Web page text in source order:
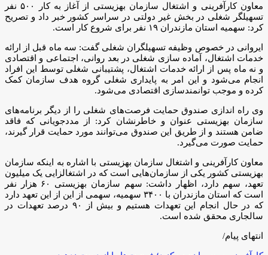
معاون کارآفرینی و اشتغال سازمان بهزیستی از آغاز به کار ۵۰۰ نفر
تسهیلگر شغلی در بخش غیر دولتی در سراسر کشور خبر داد و تصریح
کرد: سهمیه استان مازندران ۱۹ نفر برای شروع کار است.
ایروانی در خصوص وظیفه تسهیلگران شغلی گفت: سه ماه قبل از ارائه
خدمات اشتغال، آماده سازی شغلی در بعد روانی، اجتماعی و اقتصادی
و نه ماه پس از ارائه خدمات اشتغال، پشتیبانی شغلی توسط این افراد
انجام می‌شود و این امر به پایداری شغلی گروه هدف سازمان کمک
کرده و موجب توانمندسازی اقتصادی می‌شود.
وی راه اندازی صندوق حمایت فرصت‌های شغلی را از دیگر برنامه‌های
سازمان بهزیستی عنوان و خاطرنشان کرد: از مددجویانی که فاقد
ضامن هستند و از طریق این صندوق می‌توانند مورد حمایت قرار گیرند،
حمایت صورت می‌گیرد.
معاون کارآفرینی و اشتغال سازمان بهزیستی با اشاره به اینکه سازمان
بهزیستی کشور یکی از سازمان‌هایی است که در اشتغالزایی یک میلیون
تعهد، سهم دارد، اظهار داشت: سهم سازمان بهزیستی ۶۰ هزار نفر
است که استان مازندران با ۳۴۰۰ سهمیه، سهمی از این از این تعهد دارد
که در حال انجام این تعهدات هستیم و بیش از ۹۰ درصد تعهدات در
سالجاری محقق شده است.
انتهای پیام/